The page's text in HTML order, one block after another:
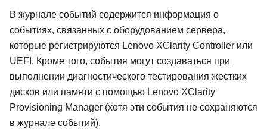
В журнале событий содержится информация о
событиях, связанных с оборудованием сервера,
которые регистрируются Lenovo XClarity Controller или
UEFI. Кроме того, события могут создаваться при
выполнении диагностического тестирования жестких
дисков или памяти с помощью Lenovo XClarity
Provisioning Manager (хотя эти события не сохраняются
в журнале событий).